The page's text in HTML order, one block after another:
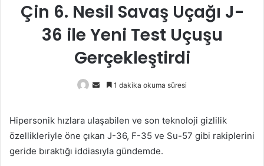
Çin 6. Nesil Savaş Uçağı J-
36 ile Yeni Test Uçuşu
Gerçekleştirdi
Bir
göndermek
1 dakika okuma süresi
Hipersonik hızlara ulaşabilen ve son teknoloji gizlilik
özellikleriyle öne çıkan J-36, F-35 ve Su-57 gibi rakiplerini
geride bıraktığı iddiasıyla gündemde.